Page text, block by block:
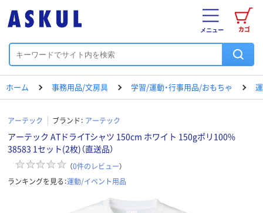
カゴ
メニュー
ホーム 事務用品/文房具 学習/運動・行事用品/おもちゃ
アーテック ブランド： アーテック
アーテック ATドライTシャツ 150cm ホワイト 150gポリ100%
38583 1セット(2枚)（直送品）
（0件のレビュー）
ランキングを見る：運動/イベント用品